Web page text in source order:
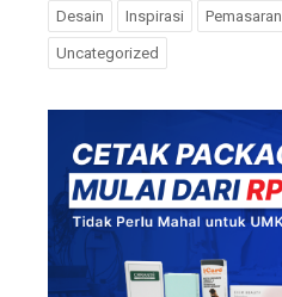
Desain Inspirasi Pemasaran
Uncategorized